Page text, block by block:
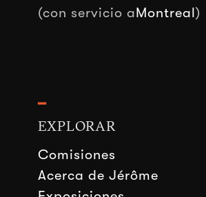
(con servicio aMontreal)
━
EXPLORAR
Comisiones
Acerca de Jérôme